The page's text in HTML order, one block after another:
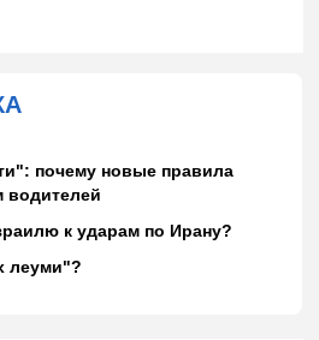
почему новые правила
водителей
к ударам по Ирану?
леуми"?